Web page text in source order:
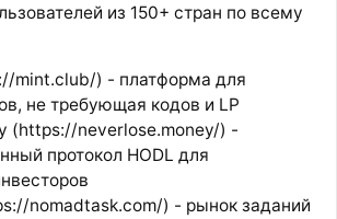
из 150+ стран по всему
mint.club/) - платформа для
не требующая кодов и LP
(https://neverlose.money/) -
протокол HODL для
nomadtask.com/) - рынок заданий